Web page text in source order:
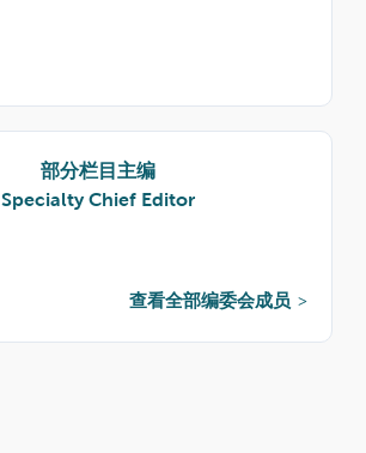
部分栏目主编
Specialty Chief Editor
查看全部编委会成员